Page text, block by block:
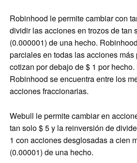
Robinhood le permite cambiar con
dividir las acciones en trozos de tan
(0.000001) de una hecho.
parciales en todas las acciones
cotizan por debajo de $ 1 por hecho.
Robinhood se encuentra entre los
acciones fraccionarias.
Webull le permite cambiar en
tan solo $ 5 y la reinversión de
1 con acciones desglosadas a cien
(0.00001) de una hecho.